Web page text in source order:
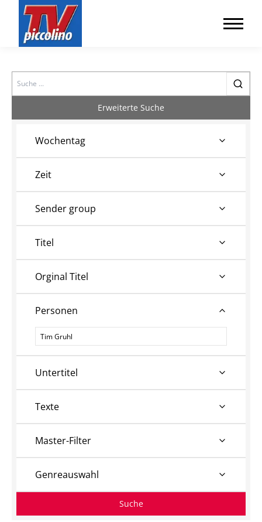
Search
Erweiterte Suche
Wochentag
Zeit
Sender group
Titel
Orginal Titel
Personen
Personen
Untertitel
Texte
Master-Filter
Genreauswahl
Suche